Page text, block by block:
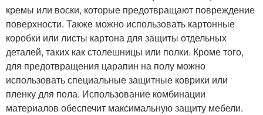
кремы или воски, которые предотвращают повреждение
поверхности. Также можно использовать картонные
коробки или листы картона для защиты отдельных
деталей, таких как столешницы или полки. Кроме того,
для предотвращения царапин на полу можно
использовать специальные защитные коврики или
пленку для пола. Использование комбинации
материалов обеспечит максимальную защиту мебели.